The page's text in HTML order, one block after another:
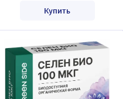
Купить